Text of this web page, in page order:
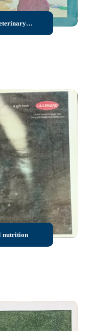
nutrition